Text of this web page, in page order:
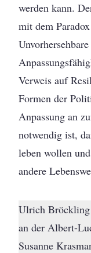
werden kann.
mit dem
Verweis auf
Formen der
Anpassung an
notwendig ist,
leben wollen
andere
Ulrich
an der Albert-
Susanne